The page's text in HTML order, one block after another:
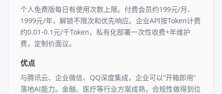
个人免费版每日有使用次数上限。付费会员约199元/月、
1999元/年，解锁不限次和优先响应。企业API按Token计费
约0.01-0.1元/千Token，私有化部署一次性收费+年维护
费，定制价面议。
优点
与腾讯云、企业微信、QQ深度集成，企业可以“开箱即用”
落地AI能力。金融、医疗等行业方案成熟，合规性做得到位